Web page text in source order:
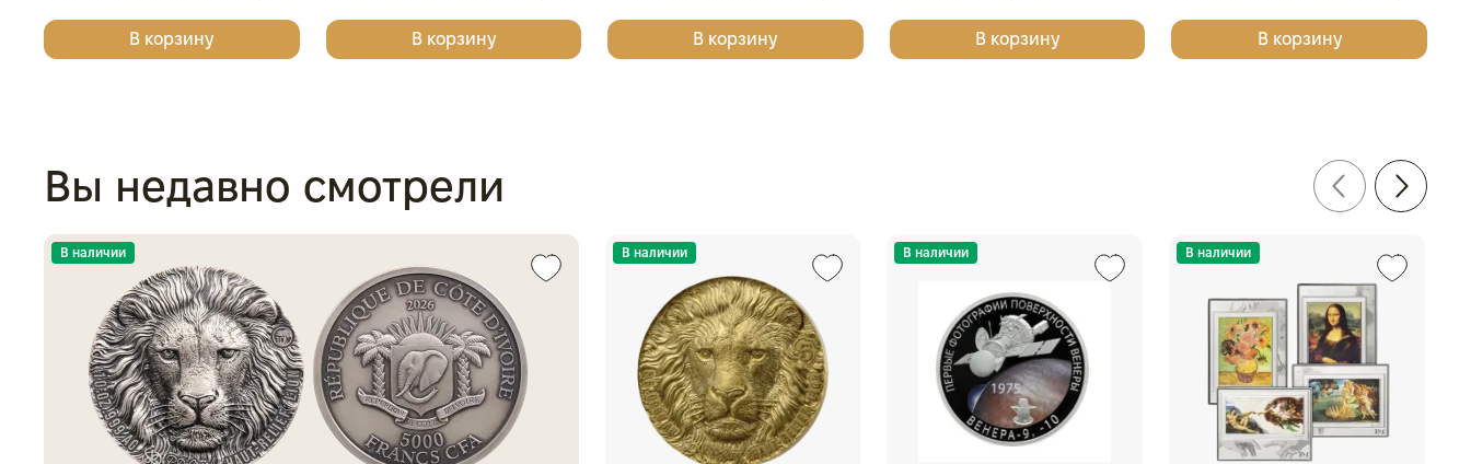
мм), тёмно-синий
В корзину
мм), светло-бордовый
В корзину
мм), светло-бордовый
В корзину
Победоносец для 4 монет в
В корзину
46 мм), светло-бордовый
В корзину
Вы недавно смотрели
В наличии В наличии В наличии В наличии